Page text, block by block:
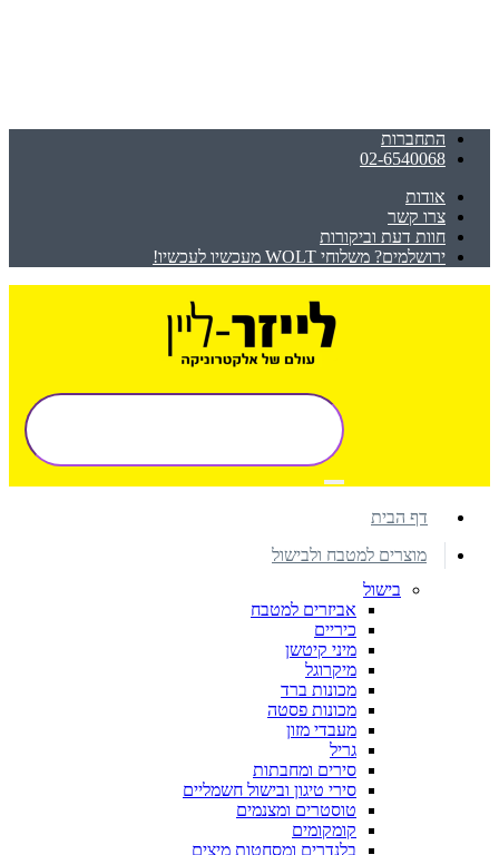
התחברות
02-6540068
אודות
צרו קשר
חוות דעת וביקורות
ירושלמים? משלוחי WOLT מעכשיו לעכשיו!
דף הבית
מוצרים למטבח ולבישול
בישול
אביזרים למטבח
כיריים
מיני קיטשן
מיקרוגל
מכונות ברד
מכונות פסטה
מעבדי מזון
גריל
סירים ומחבתות
סירי טיגון ובישול חשמליים
טוסטרים ומצנמים
קומקומים
בלנדרים ומסחטות מיצים